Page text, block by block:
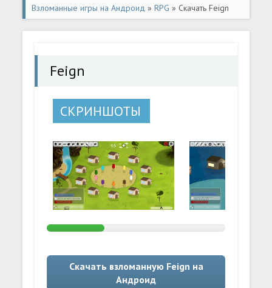
Взломанные игры на Андроид »RPG » Скачать Feign
(Много монет) на Андроид
Feign
СКРИНШОТЫ
Скачать взломанную Feign на
Андроид